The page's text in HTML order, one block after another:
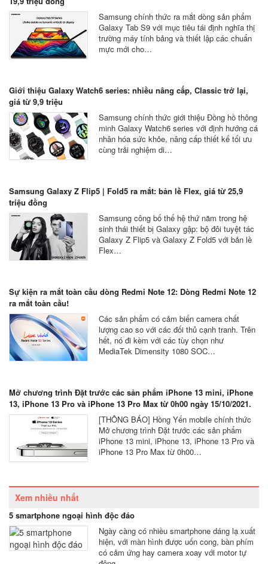
Samsung chính thức ra mắt dòng sản phẩm
Galaxy Tab S9 với mục tiêu tái định nghĩa thị
trường máy tính bảng và thiết lập các chuẩn
mực mới cho…
Giới thiệu Galaxy Watch6 series: nhiều nâng cấp, Classic trở lại,
giá từ 9,9 triệu
Samsung chính thức giới thiệu Đồng hồ thông
minh Galaxy Watch6 series với định hướng cá
nhân hóa sức khỏe, nâng cấp thiết kế tối ưu
cùng trải nghiệm di…
Samsung Galaxy Z Flip5 | Fold5 ra mắt: bản lề Flex, giá từ 25,9
triệu đồng
Samsung công bố thế hệ thứ năm trong hệ
sinh thái thiết bị Galaxy gập: bộ đôi tuyệt tác
Galaxy Z Flip5 và Galaxy Z Fold5 với bản lề
Flex…
Sự kiện ra mắt toàn cầu dòng Redmi Note 12: Dòng Redmi Note 12
ra mắt toàn cầu!
Các sản phẩm có cảm biến camera chất
lượng cao so với các đối thủ cạnh tranh. Trên
hết, nó đi kèm với các tùy chọn như
MediaTek Dimensity 1080 SOC…
Mở chương trình Đặt trước các sản phẩm iPhone 13 mini, iPhone
13, iPhone 13 Pro và iPhone 13 Pro Max từ 0h00 ngày 15/10/2021.
[THÔNG BÁO] Hồng Yến mobile chính thức
Mở chương trình Đặt trước các sản phẩm
iPhone 13 mini, iPhone 13, iPhone 13 Pro và
iPhone 13 Pro Max từ 0h00…
Xem nhiều nhất
5 smartphone ngoại hình độc đáo
Ngày càng có nhiều smartphone dáng lạ xuất
hiện, với màn hình được uốn cong, bàn phím
có cảm ứng hay camera xoay với motor tự